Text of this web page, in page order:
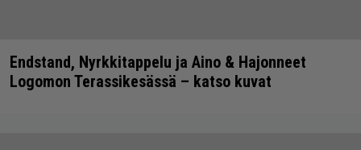
Endstand, Nyrkkitappelu ja Aino & Hajonneet
Logomon Terassikesässä – katso kuvat